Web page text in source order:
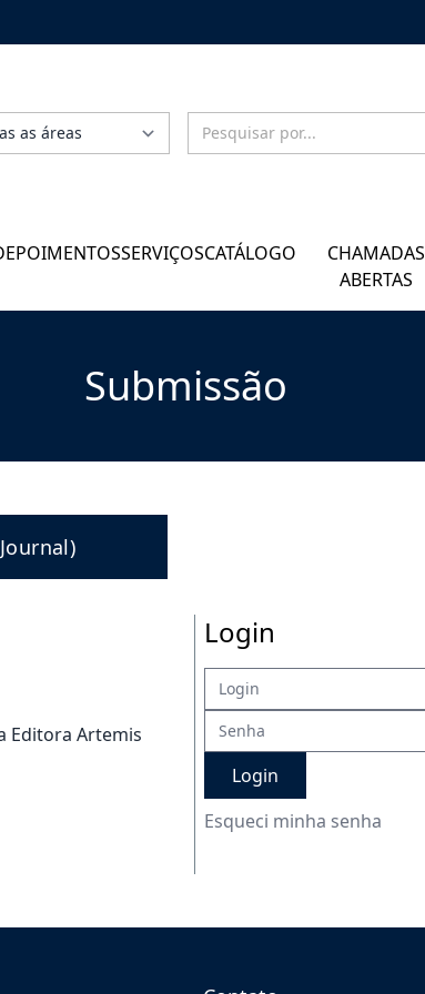
SERVIÇOSCATÁLOGO
CHAMADAS
ABERTAS
Submissão
Editora Artemis
Login
Login
Esqueci minha senha